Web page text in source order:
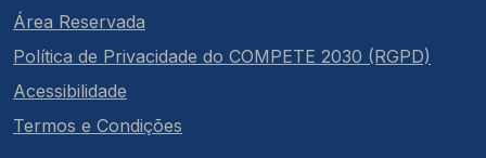
Área Reservada
Política de Privacidade do COMPETE 2030 (RGPD)
Acessibilidade
Termos e Condições